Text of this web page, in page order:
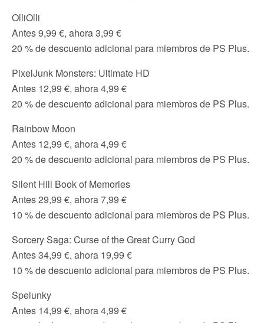
OlliOlli
Antes 9,99 €, ahora 3,99 €
20 % de descuento adicional para miembros de PS Plus.
PixelJunk Monsters: Ultimate HD
Antes 12,99 €, ahora 4,99 €
20 % de descuento adicional para miembros de PS Plus.
Rainbow Moon
Antes 12,99 €, ahora 4,99 €
20 % de descuento adicional para miembros de PS Plus.
Silent Hill Book of Memories
Antes 29,99 €, ahora 7,99 €
10 % de descuento adicional para miembros de PS Plus.
Sorcery Saga: Curse of the Great Curry God
Antes 34,99 €, ahora 19,99 €
10 % de descuento adicional para miembros de PS Plus.
Spelunky
Antes 14,99 €, ahora 4,99 €